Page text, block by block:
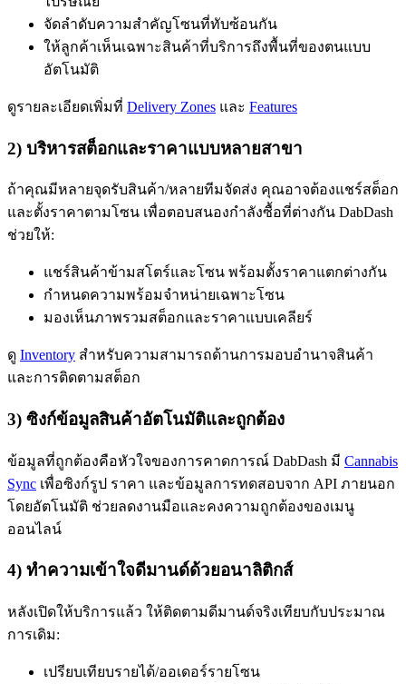
จัดลำดับความสำคัญโซนที่ทับซ้อนกัน
ให้ลูกค้าเห็นเฉพาะสินค้าที่บริการถึงพื้นที่ของตนแบบ
อัตโนมัติ
ดูรายละเอียดเพิ่มที่ Delivery Zones และ Features
2) บริหารสต็อกและราคาแบบหลายสาขา
ถ้าคุณมีหลายจุดรับสินค้า/หลายทีมจัดส่ง คุณอาจต้องแชร์สต็อก
และตั้งราคาตามโซน เพื่อตอบสนองกำลังซื้อที่ต่างกัน DabDash
ช่วยให้:
แชร์สินค้าข้ามสโตร์และโซน พร้อมตั้งราคาแตกต่างกัน
กำหนดความพร้อมจำหน่ายเฉพาะโซน
มองเห็นภาพรวมสต็อกและราคาแบบเคลียร์
ดู Inventory สำหรับความสามารถด้านการมอบอำนาจสินค้า
และการติดตามสต็อก
3) ซิงก์ข้อมูลสินค้าอัตโนมัติและถูกต้อง
ข้อมูลที่ถูกต้องคือหัวใจของการคาดการณ์ DabDash มี Cannabis
Sync เพื่อซิงก์รูป ราคา และข้อมูลการทดสอบจาก API ภายนอก
โดยอัตโนมัติ ช่วยลดงานมือและคงความถูกต้องของเมนู
ออนไลน์
4) ทำความเข้าใจดีมานด์ด้วยอนาลิติกส์
หลังเปิดให้บริการแล้ว ให้ติดตามดีมานด์จริงเทียบกับประมาณ
การเดิม:
เปรียบเทียบรายได้/ออเดอร์รายโซน